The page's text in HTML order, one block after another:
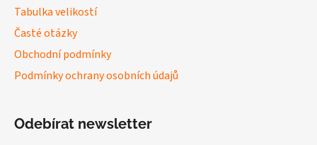
Tabulka velikostí
Časté otázky
Obchodní podmínky
Podmínky ochrany osobních údajů
Odebírat newsletter